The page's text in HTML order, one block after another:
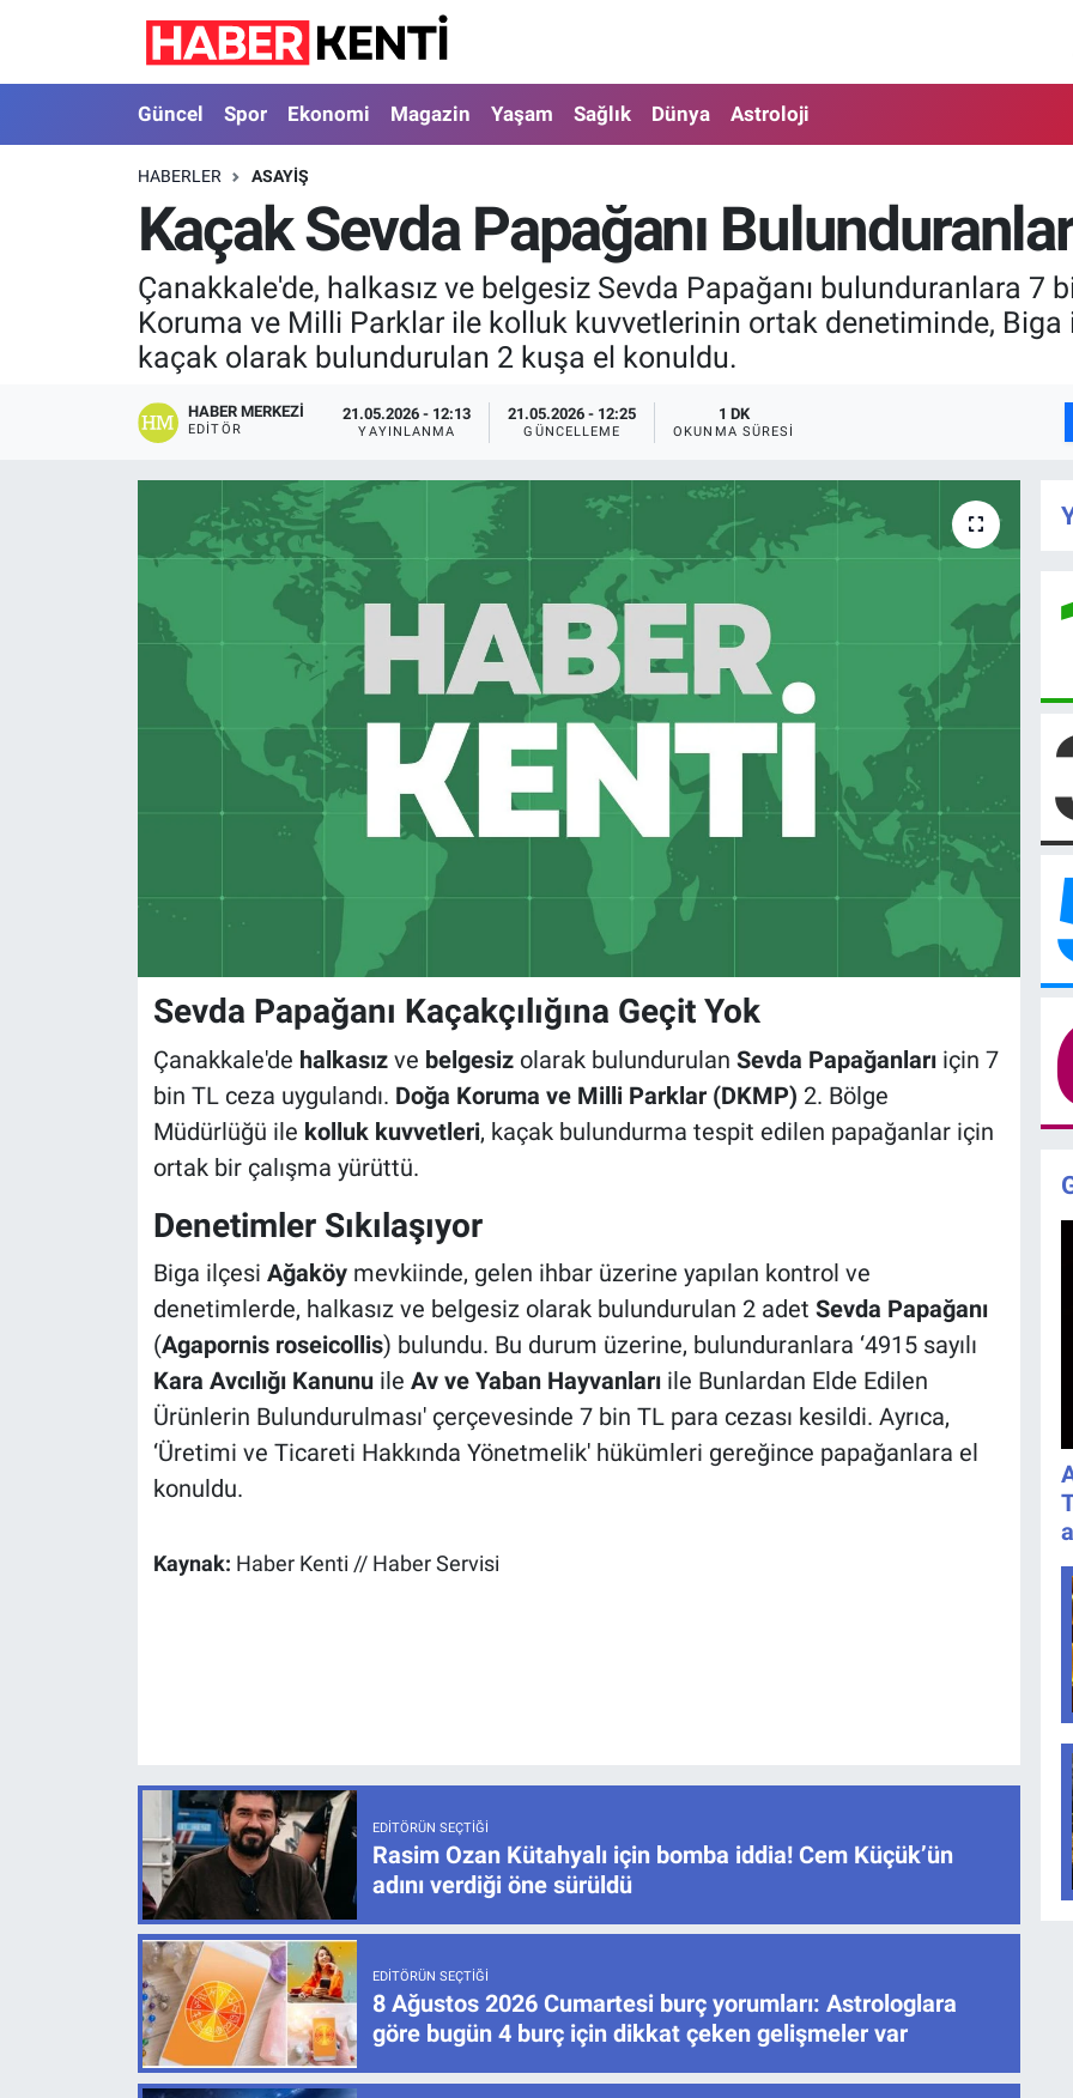
Güncel Spor Ekonomi Magazin Yaşam Sağlık Dünya Astroloji
HABERLER ASAYIŞ
Kaçak Sevda Papağanı
Çanakkale'de, halkasız ve belgesiz Sevda Papağanı bulunduranlara 7
Koruma ve Milli Parklar ile kolluk kuvvetlerinin ortak denetiminde,
kaçak olarak bulundurulan 2 kuşa el konuldu.
HABER MERKEZI
EDITÖR
21.05.2026 - 12:13
YAYINLANMA
21.05.2026 - 12:25
GÜNCELLEME
1 DK
OKUNMA SÜRESI
Sevda Papağanı Kaçakçılığına Geçit Yok
Çanakkale'de halkasızve belgesizolarak bulundurulan Sevda Papağanlarıiçin 7
bin TL ceza uygulandı. Doğa Koruma ve Milli Parklar (DKMP) 2. Bölge
Müdürlüğü ile kolluk kuvvetleri, kaçak bulundurma tespit edilen papağanlar için
ortak bir çalışma yürüttü.
Denetimler Sıkılaşıyor
Biga ilçesi Ağaköymevkiinde, gelen ihbar üzerine yapılan kontrol ve
denetimlerde, halkasız ve belgesiz olarak bulundurulan 2 adet Sevda Papağanı
(Agapornis roseicollis) bulundu. Bu durum üzerine, bulunduranlara ‘4915 sayılı
Kara Avcılığı Kanunuile Av ve Yaban Hayvanlarıile Bunlardan Elde Edilen
Ürünlerin Bulundurulması' çerçevesinde 7 bin TL para cezası kesildi. Ayrıca,
‘Üretimi ve Ticareti Hakkında Yönetmelik' hükümleri gereğince papağanlara el
konuldu.
Kaynak: Haber Kenti // Haber Servisi
EDITÖRÜN SEÇTIĞI
Rasim Ozan Kütahyalı için bomba iddia! Cem Küçük’ün
adını verdiği öne sürüldü
EDITÖRÜN SEÇTIĞI
8 Ağustos 2026 Cumartesi burç yorumları: Astrologlara
göre bugün 4 burç için dikkat çeken gelişmeler var
Güncel
Spor
Ekonomi
Magazin
Nöbetçi Eczaneler
Hava Durumu
İstanbul Namaz Vakitleri
Trafik Durumu
Süper Lig Puan Durumu ve Fikstür
Tüm Manşetler